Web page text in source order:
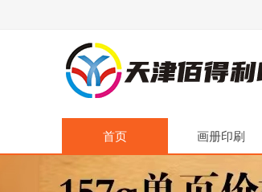
首页 画册印刷